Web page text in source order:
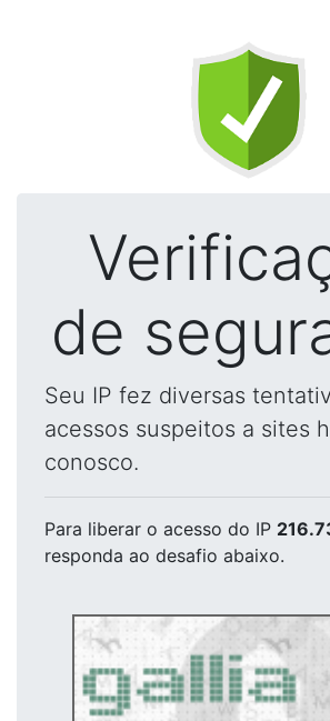
de
Seu IP fez diversas
acessos suspeitos a sites
conosco.
Para liberar o acesso do IP
responda ao desafio abaixo.